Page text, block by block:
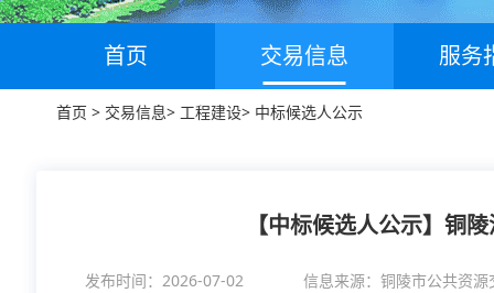
首页 交易信息 服务
首页 > 交易信息> 工程建设> 中标候选人公示
【中标候选人公示】铜
发布时间：2026-07-02 信息来源： 铜陵市公共资源